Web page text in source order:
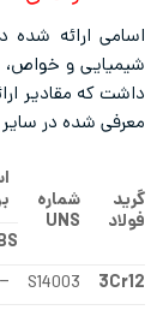
شده در جدول زیر
بیشترین
سایر استانداردها
بریتانیایی
–
–